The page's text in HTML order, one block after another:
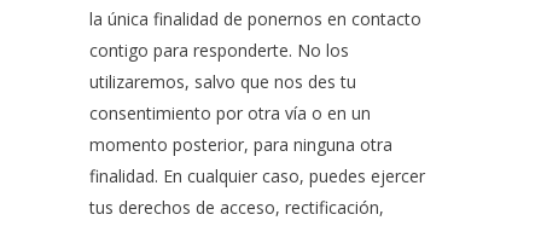
la única finalidad de ponernos en contacto
contigo para responderte. No los
utilizaremos, salvo que nos des tu
consentimiento por otra vía o en un
momento posterior, para ninguna otra
finalidad. En cualquier caso, puedes ejercer
tus derechos de acceso, rectificación,